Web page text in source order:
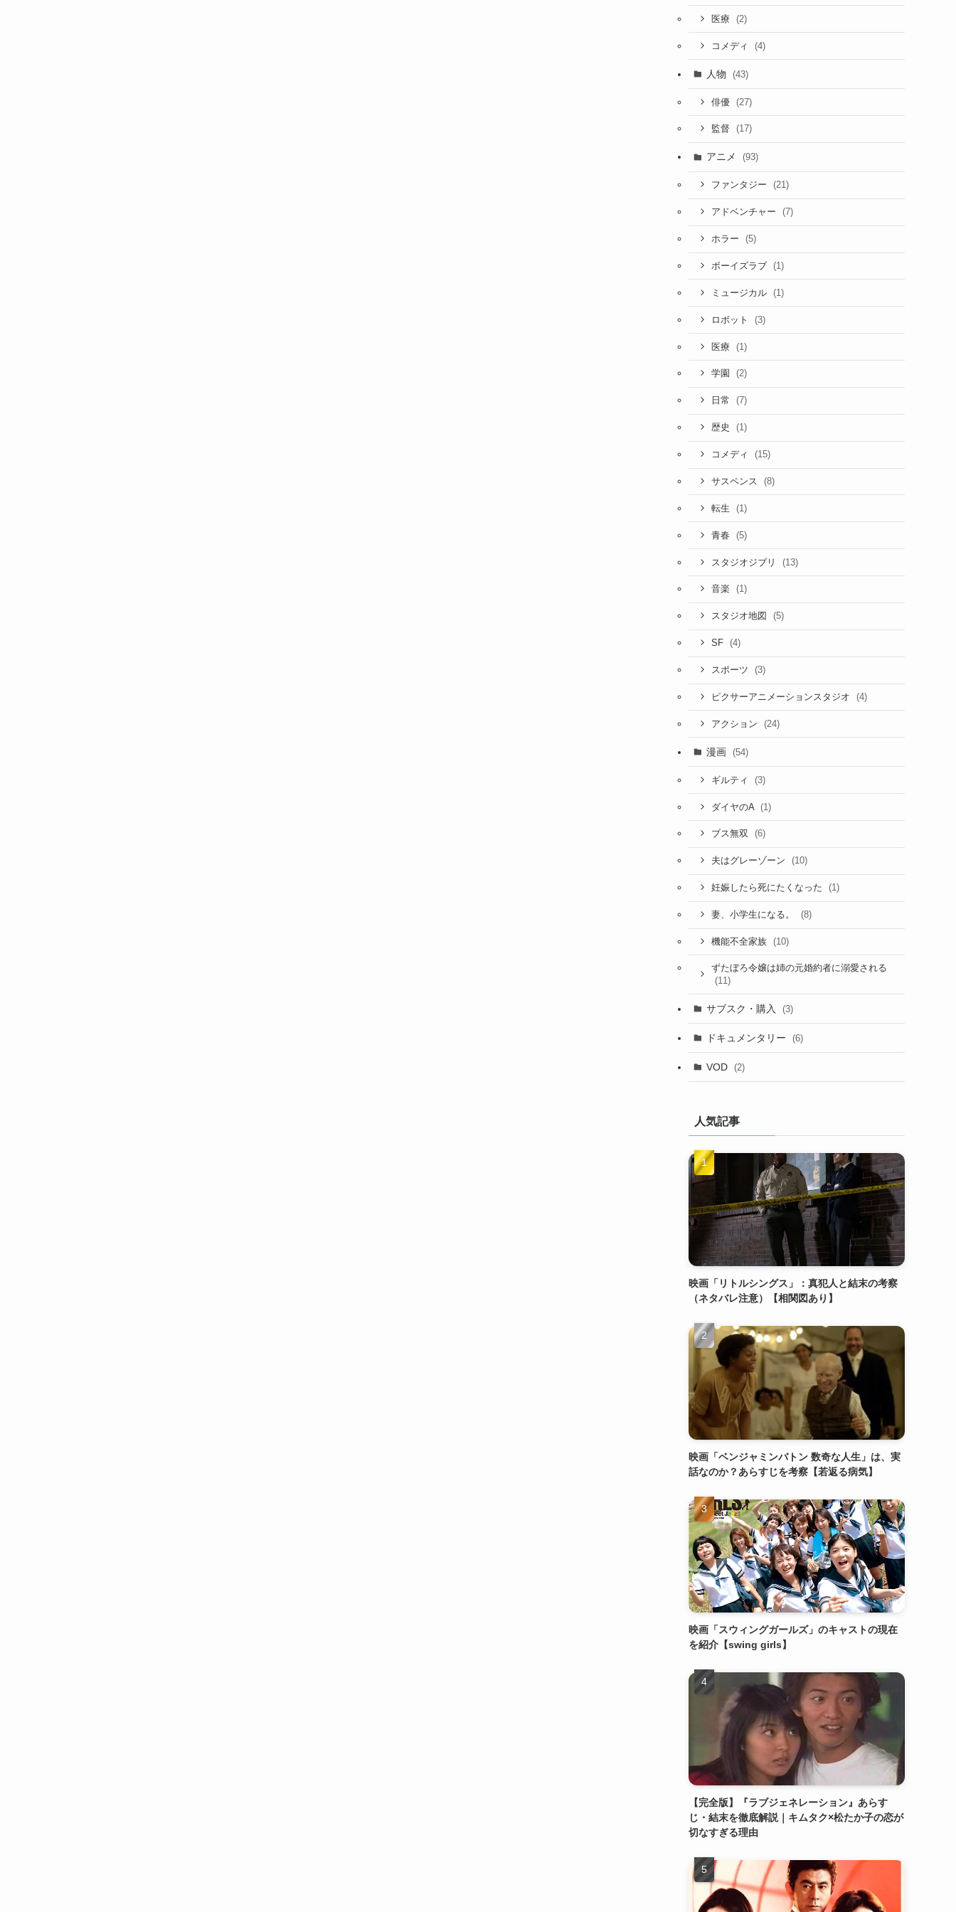
医療 (2)
コメディ (4)
人物 (43)
俳優 (27)
監督 (17)
アニメ (93)
ファンタジー (21)
アドベンチャー (7)
ホラー (5)
ボーイズラブ (1)
ミュージカル (1)
ロボット (3)
医療 (1)
学園 (2)
日常 (7)
歴史 (1)
コメディ (15)
サスペンス (8)
転生 (1)
青春 (5)
スタジオジブリ (13)
音楽 (1)
スタジオ地図 (5)
SF (4)
スポーツ (3)
ピクサーアニメーションスタジオ (4)
アクション (24)
漫画 (54)
ギルティ (3)
ダイヤのA (1)
ブス無双 (6)
夫はグレーゾーン (10)
妊娠したら死にたくなった (1)
妻、小学生になる。 (8)
機能不全家族 (10)
ずたぼろ令嬢は姉の元婚約者に溺愛される
(11)
サブスク・購入 (3)
ドキュメンタリー (6)
VOD (2)
人気記事
映画「リトルシングス」：真犯人と結末の考察
（ネタバレ注意）【相関図あり】
映画「ベンジャミンバトン 数奇な人生」は、実
話なのか？あらすじを考察【若返る病気】
映画「スウィングガールズ」のキャストの現在
を紹介【swing girls】
【完全版】『ラブジェネレーション』あらす
じ・結末を徹底解説｜キムタク×松たか子の恋が
切なすぎる理由